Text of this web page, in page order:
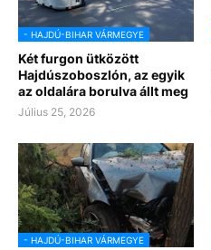
- HAJDÚ-BIHAR VÁRMEGYE
Két furgon ütközött
Hajdúszoboszlón, az egyik
az oldalára borulva állt meg
Július 25, 2026
- HAJDÚ-BIHAR VÁRMEGYE